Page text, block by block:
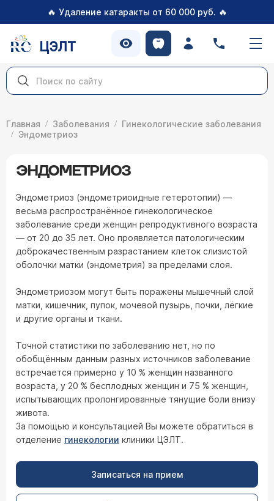
🔥 Удаление катаракты от 60 000 руб. 🔥
ЦЭЛТ
Главная Заболевания
Гинекологические заболевания
Эндометриоз
ЭНДОМЕТРИОЗ
Эндометриоз (эндометриоидные гетеротопии) —
весьма распространённое гинекологическое
заболевание среди женщин репродуктивного возраста
— от 20 до 35 лет. Оно проявляется патологическим
доброкачественным разрастанием клеток слизистой
оболочки матки (эндометрия) за пределами слоя.
Эндометриозом могут быть поражены мышечный слой
матки, кишечник, пупок, мочевой пузырь, почки, лёгкие
и другие органы и ткани.
Точной статистики по заболеванию нет, но по
обобщённым данным разных источников заболевание
встречается примерно у 10 % женщин названного
возраста, у 20 % бесплодных женщин и 75 % женщин,
испытывающих пролонгированные тянущие боли внизу
живота.
За помощью и консультацией Вы можете обратиться в
отделение гинекологии клиники ЦЭЛТ.
Записаться на прием